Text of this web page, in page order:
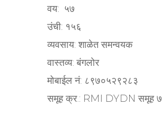
वय: ५७
उंची: १५६
व्यवसाय: शाळेत समन्वयक
वास्तव्य: बंगलोर
मोबाईल नं: ८९७०५२९२८३
समूह क्र.: RMI DYDN समूह ७